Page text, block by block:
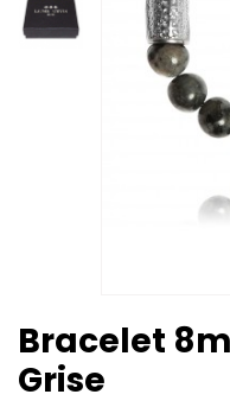
Bracelet
Grise